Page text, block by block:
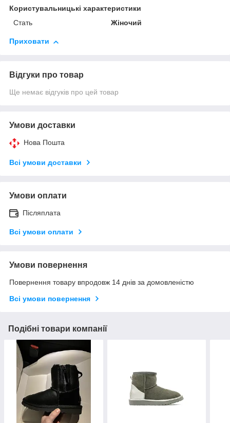
Користувальницькі характеристики
Стать
Жіночий
Приховати
Відгуки про товар
Ще немає відгуків про цей товар
Умови доставки
Нова Пошта
Всі умови доставки
Умови оплати
Післяплата
Всі умови оплати
Умови повернення
Повернення товару впродовж 14 днів за домовленістю
Всі умови повернення
Подібні товари компанії